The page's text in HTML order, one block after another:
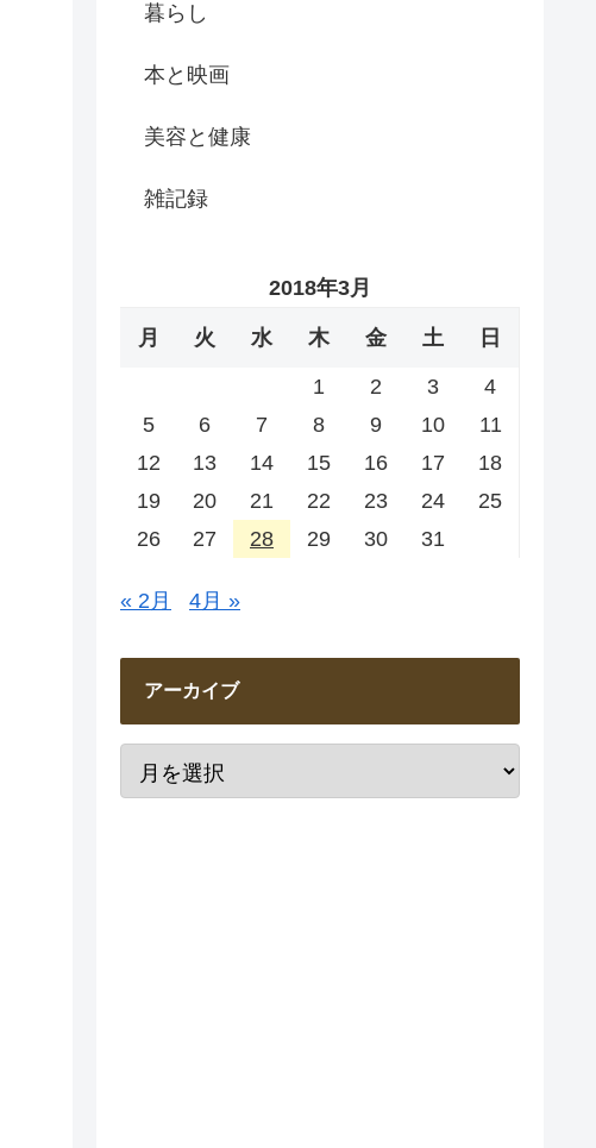
暮らし
本と映画
美容と健康
雑記録
2018年3月
月 火 水 木 金 土 日
1 2 3
4
5
6 7 8 9 10
11
12
13 14 15 16 17
18
19
20 21 22 23 24
25
26
27 28 29 30 31
« 2月 4月 »
アーカイブ